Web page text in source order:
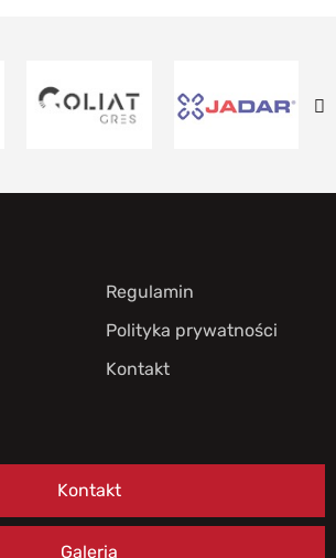
Regulamin
Polityka prywatności
Kontakt
Kontakt
Galeria